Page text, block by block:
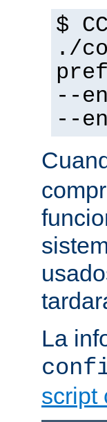
$
./
--
--
La
script